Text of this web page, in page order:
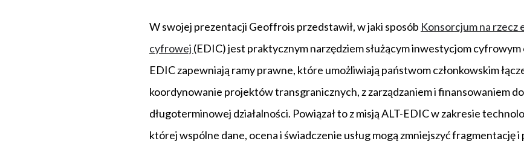
W swojej prezentacji Geoffrois przedstawił, w jaki sposób Konsorcjum na
cyfrowej (EDIC) jest praktycznym narzędziem służącym inwestycjom
EDIC zapewniają ramy prawne, które umożliwiają państwom członkowskim
koordynowanie projektów transgranicznych, z zarządzaniem i finansowaniem
długoterminowej działalności. Powiązał to z misją ALT-EDIC w zakresie
której wspólne dane, ocena i świadczenie usług mogą zmniejszyć fragmentację